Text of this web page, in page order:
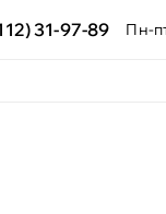
31-97-89 Пн-